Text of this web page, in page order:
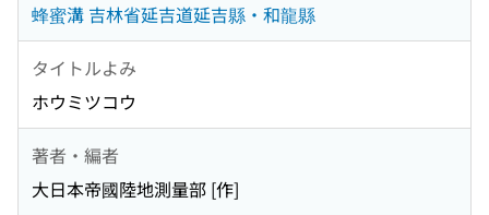
蜂蜜溝 吉林省延吉道延吉縣・和龍縣
タイトルよみ
ホウミツコウ
著者・編者
大日本帝國陸地測量部 [作]